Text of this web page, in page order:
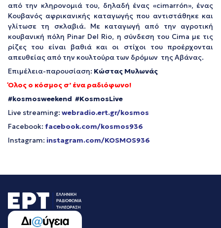
από την κληρονομιά του, δηλαδή ένας «cimarrón», ένας
Κουβανός αφρικανικής καταγωγής που αντιστάθηκε και
γλίτωσε τη σκλαβιά. Με καταγωγή από την αγροτική
κουβανική πόλη Pinar Del Rio, η σύνδεση του Cima με τις
ρίζες του είναι βαθιά και οι στίχοι του προέρχονται
απευθείας από την κουλτούρα των δρόμων της Αβάνας.
Επιμέλεια-παρουσίαση: Κώστας Μυλωνάς
Όλος ο κόσμος σ’ ένα ραδιόφωνο!
#kosmosweekend #KosmosLive
Live streaming: webradio.ert.gr/kosmos
Facebook: facebook.com/kosmos936
Instagram: instagram.com/KOSMOS936